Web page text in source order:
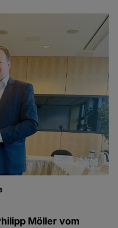
Möller vom